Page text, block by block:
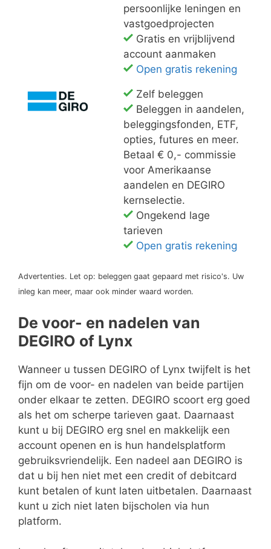
persoonlijke leningen en
vastgoedprojecten
Gratis en vrijblijvend
account aanmaken
Open gratis rekening
Zelf beleggen
Beleggen in aandelen,
beleggingsfonden, ETF,
opties, futures en meer.
Betaal € 0,- commissie
voor Amerikaanse
aandelen en DEGIRO
kernselectie.
Ongekend lage
tarieven
Open gratis rekening
Advertenties. Let op: beleggen gaat gepaard met risico's. Uw
inleg kan meer, maar ook minder waard worden.
De voor- en nadelen van
DEGIRO of Lynx
Wanneer u tussen DEGIRO of Lynx twijfelt is het
fijn om de voor- en nadelen van beide partijen
onder elkaar te zetten. DEGIRO scoort erg goed
als het om scherpe tarieven gaat. Daarnaast
kunt u bij DEGIRO erg snel en makkelijk een
account openen en is hun handelsplatform
gebruiksvriendelijk. Een nadeel aan DEGIRO is
dat u bij hen niet met een credit of debitcard
kunt betalen of kunt laten uitbetalen. Daarnaast
kunt u zich niet laten bijscholen via hun
platform.